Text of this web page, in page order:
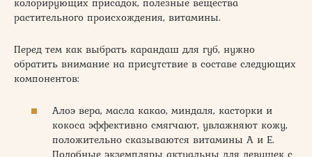
растительного происхождения, витамины.
Перед тем как выбрать карандаш для губ, нужно
обратить внимание на присутствие в составе следующих
компонентов:
Алоэ вера, масла какао, миндаля, касторки и
кокоса эффективно смягчают, увлажняют кожу,
положительно сказываются витамины А и Е.